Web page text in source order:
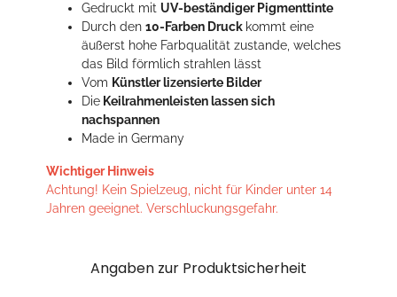
Gedruckt mit UV-beständiger Pigmenttinte
Durch den 10-Farben Druck kommt eine
äußerst hohe Farbqualität zustande, welches
das Bild förmlich strahlen lässt
Vom Künstler lizensierte Bilder
Die Keilrahmenleisten lassen sich
nachspannen
Made in Germany
Wichtiger Hinweis
Achtung! Kein Spielzeug, nicht für Kinder unter 14
Jahren geeignet. Verschluckungsgefahr.
Angaben zur Produktsicherheit